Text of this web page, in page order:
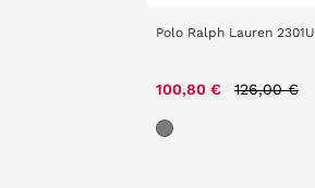
Polo Ralph Lauren 2301U
100,80 € 126,00 €